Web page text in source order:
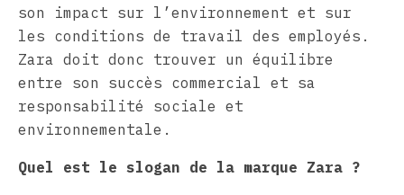
son impact sur l’environnement et sur
les conditions de travail des employés.
Zara doit donc trouver un équilibre
entre son succès commercial et sa
responsabilité sociale et
environnementale.
Quel est le slogan de la marque Zara ?